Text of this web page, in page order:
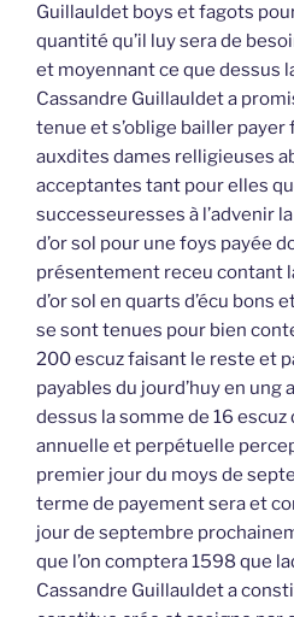
Guillauldet boys et fagots
quantité qu’il luy sera de
et moyennant ce que dessus
Cassandre Guillauldet a
tenue et s’oblige bailler
auxdites dames relligieuses
acceptantes tant pour elles
successeuresses à l’advenir
d’or sol pour une foys payée
présentement receu contant
d’or sol en quarts d’écu bons
se sont tenues pour bien
200 escuz faisant le reste et
payables du jourd’huy en ung
dessus la somme de 16
annuelle et perpétuelle
premier jour du moys de
terme de payement sera et
jour de septembre
que l’on comptera 1598 que
Cassandre Guillauldet a